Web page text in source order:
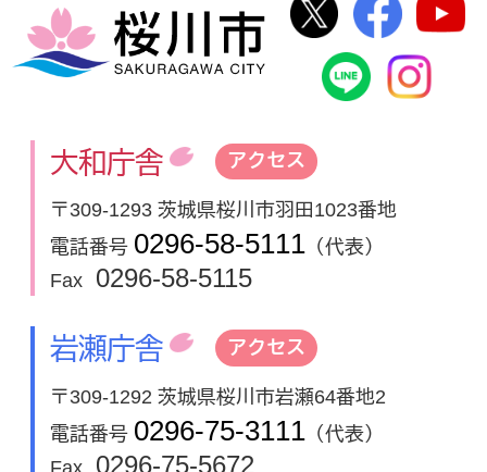
桜川市
桜川市公式
桜川
桜川市公
大和庁舎 アクセス
〒309-1293 茨城県桜川市羽田1023番地
電話番号 0296-58-5111 （代表）
Fax
0296-58-5115
岩瀬庁舎 アクセス
〒309-1292 茨城県桜川市岩瀬64番地2
電話番号 0296-75-3111 （代表）
Fax
0296-75-5672